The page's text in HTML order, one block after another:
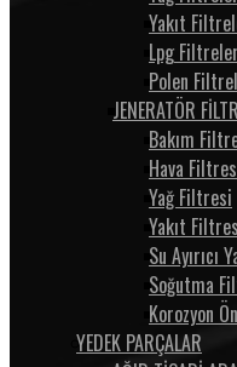
Yakıt
Lpg
Polen
JENERATÖR
Bakım
Hava
Yağ Filtresi
Yakıt
Su Ayırıcı
Soğutma
Korozyon
YEDEK PARÇALAR